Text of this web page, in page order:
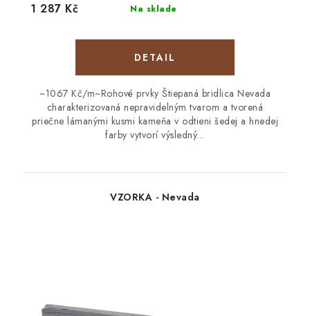
Na sklade
1 287 Kč
DETAIL
~1067 Kč/m~Rohové prvky Štiepaná bridlica Nevada
charakterizovaná nepravidelným tvarom a tvorená
priečne lámanými kusmi kameňa v odtieni šedej a hnedej
farby vytvorí výsledný...
VZORKA - Nevada